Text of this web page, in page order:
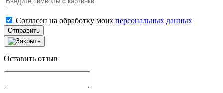
Согласен на обработку моих персональных данных
Отправить
Оставить отзыв